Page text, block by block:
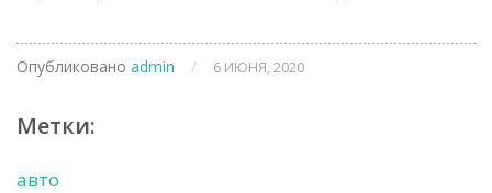
Опубликовано admin / 6 ИЮНЯ, 2020
Метки:
авто